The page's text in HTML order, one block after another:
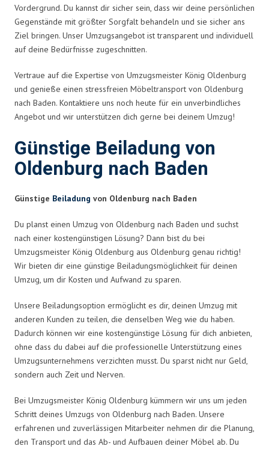
Vordergrund. Du kannst dir sicher sein, dass wir deine persönlichen
Gegenstände mit größter Sorgfalt behandeln und sie sicher ans
Ziel bringen. Unser Umzugsangebot ist transparent und individuell
auf deine Bedürfnisse zugeschnitten.
Vertraue auf die Expertise von Umzugsmeister König Oldenburg
und genieße einen stressfreien Möbeltransport von Oldenburg
nach Baden. Kontaktiere uns noch heute für ein unverbindliches
Angebot und wir unterstützen dich gerne bei deinem Umzug!
Günstige Beiladung von
Oldenburg nach Baden
Günstige Beiladung von Oldenburg nach Baden
Du planst einen Umzug von Oldenburg nach Baden und suchst
nach einer kostengünstigen Lösung? Dann bist du bei
Umzugsmeister König Oldenburg aus Oldenburg genau richtig!
Wir bieten dir eine günstige Beiladungsmöglichkeit für deinen
Umzug, um dir Kosten und Aufwand zu sparen.
Unsere Beiladungsoption ermöglicht es dir, deinen Umzug mit
anderen Kunden zu teilen, die denselben Weg wie du haben.
Dadurch können wir eine kostengünstige Lösung für dich anbieten,
ohne dass du dabei auf die professionelle Unterstützung eines
Umzugsunternehmens verzichten musst. Du sparst nicht nur Geld,
sondern auch Zeit und Nerven.
Bei Umzugsmeister König Oldenburg kümmern wir uns um jeden
Schritt deines Umzugs von Oldenburg nach Baden. Unsere
erfahrenen und zuverlässigen Mitarbeiter nehmen dir die Planung,
den Transport und das Ab- und Aufbauen deiner Möbel ab. Du